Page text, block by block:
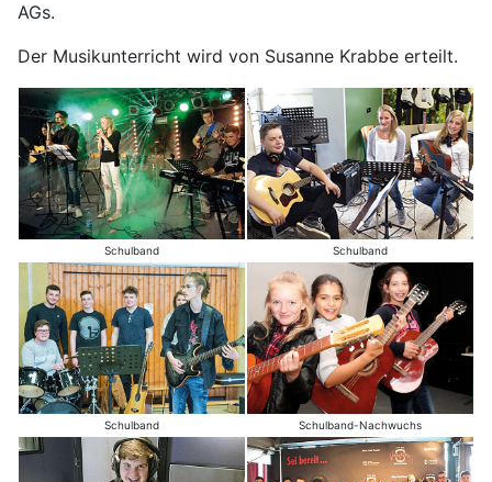
AGs.
Der Musikunterricht wird von Susanne Krabbe erteilt.
Schulband Schulband
Schulband Schulband-Nachwuchs